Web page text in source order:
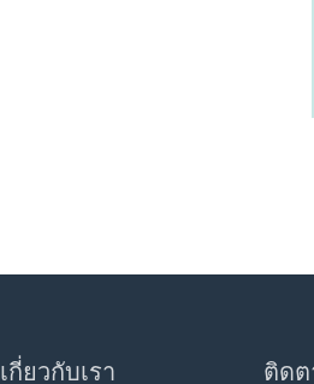
เกี่ยวกับเรา ติดต